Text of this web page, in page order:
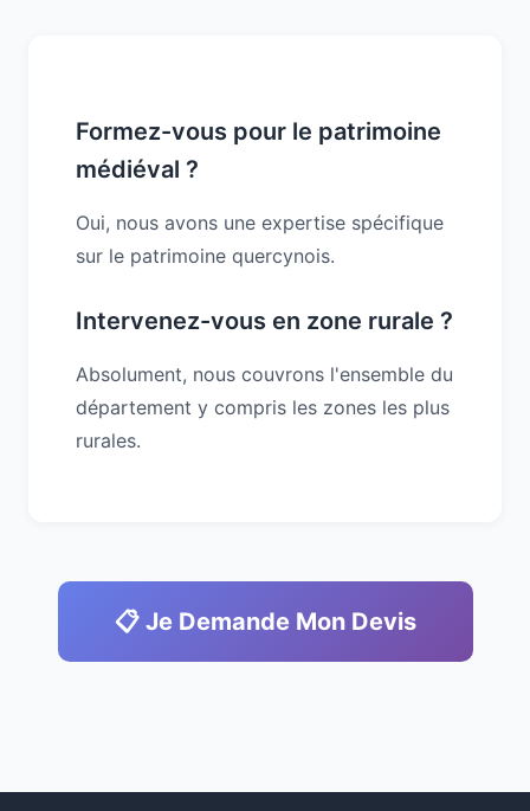
Formez-vous pour le patrimoine
médiéval ?
Oui, nous avons une expertise spécifique
sur le patrimoine quercynois.
Intervenez-vous en zone rurale ?
Absolument, nous couvrons l'ensemble du
département y compris les zones les plus
rurales.
📋 Je Demande Mon Devis